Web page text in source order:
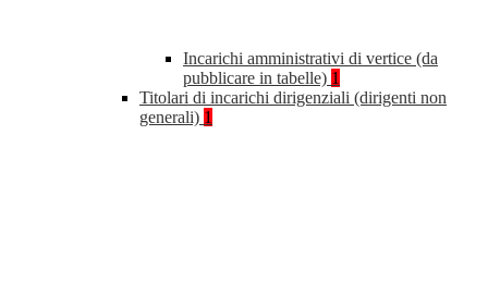
Incarichi amministrativi di vertice (da
pubblicare in tabelle) 1
Titolari di incarichi dirigenziali (dirigenti non
generali) 1